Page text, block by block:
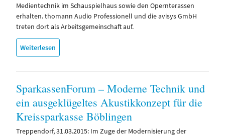
Medientechnik im Schauspielhaus sowie den Opernterassen
erhalten. thomann Audio Professionell und die avisys GmbH
treten dort als Arbeitsgemeinschaft auf.
Weiterlesen
SparkassenForum – Moderne Technik und
ein ausgeklügeltes Akustikkonzept für die
Kreissparkasse Böblingen
Treppendorf, 31.03.2015: Im Zuge der Modernisierung der